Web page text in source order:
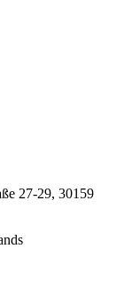
27-29, 30159